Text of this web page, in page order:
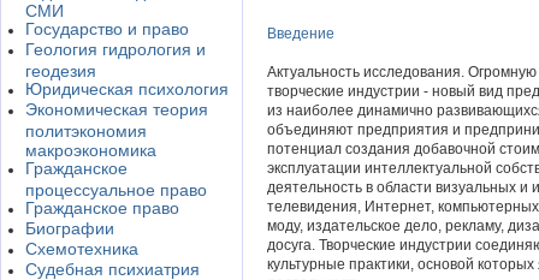
СМИ
Государство и право
Геология гидрология и
геодезия
Юридическая психология
Экономическая теория
политэкономия
макроэкономика
Гражданское
процессуальное право
Гражданское право
Биографии
Схемотехника
Судебная психиатрия
Введение
Актуальность исследования.
творческие индустрии - новый вид
из наиболее динамично
объединяют предприятия и
потенциал создания добавочной
эксплуатации интеллектуальной
деятельность в области визуальных и
телевидения, Интернет,
моду, издательское дело, рекламу,
досуга. Творческие индустрии
культурные практики, основой